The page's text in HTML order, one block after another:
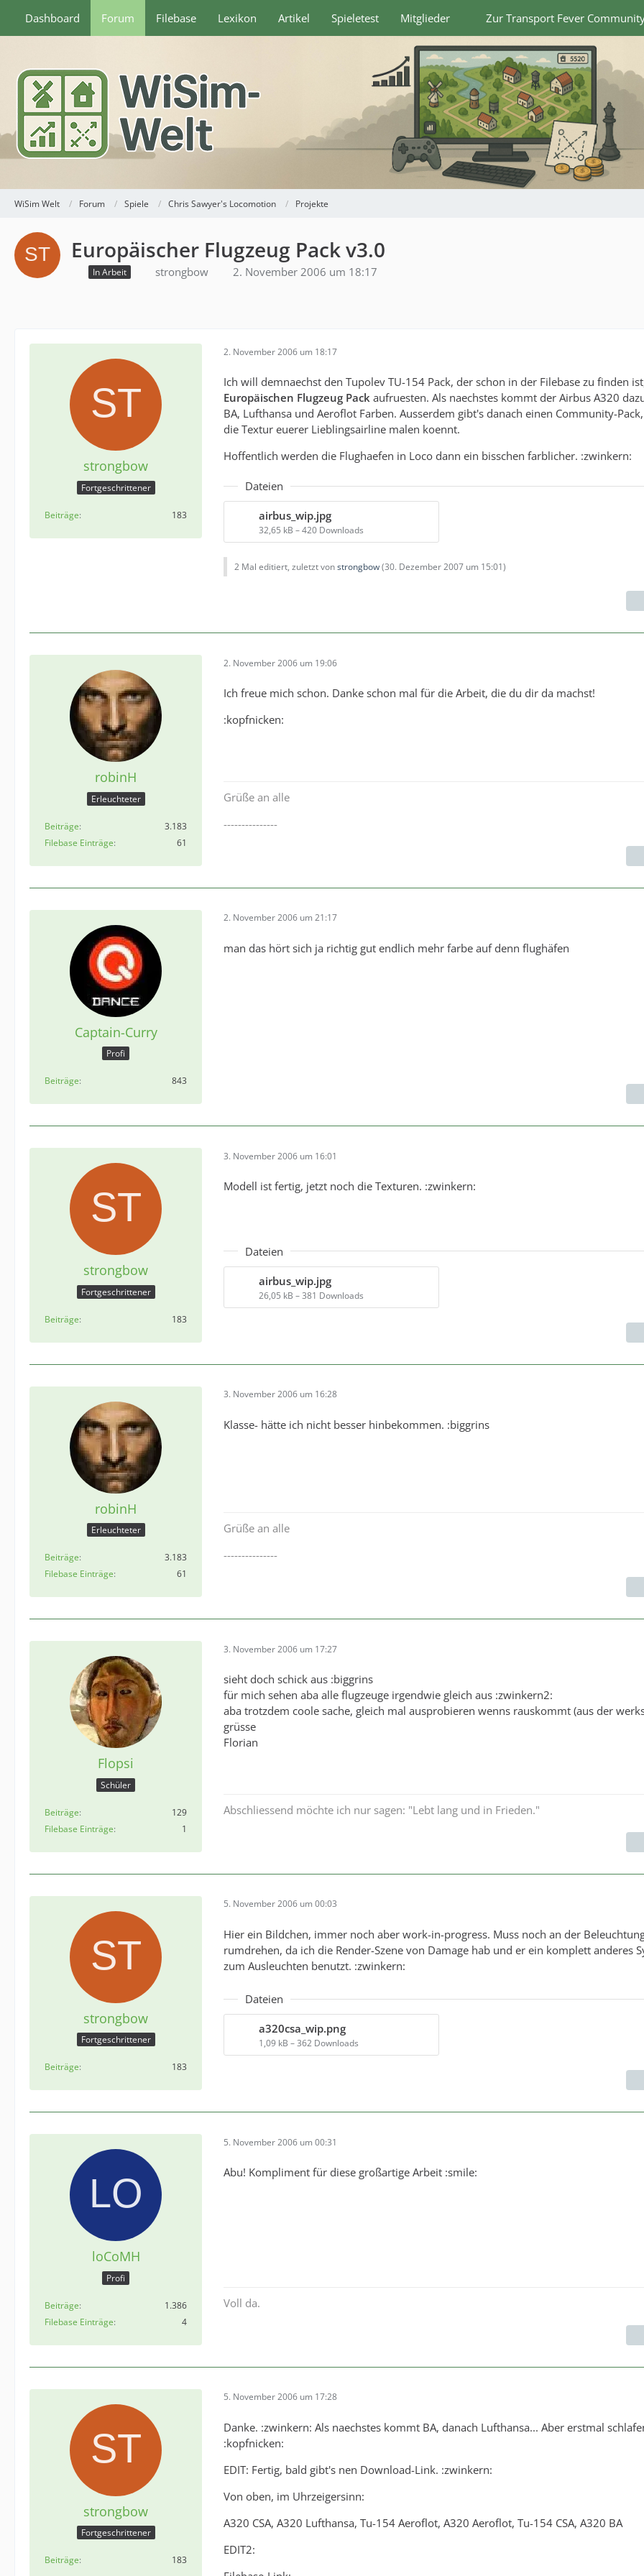
Dashboard Forum Filebase Lexikon Artikel Spieletest Mitglieder Zur Transport Fever
WiSim Welt Forum Spiele Chris Sawyer's Locomotion Projekte
Europäischer Flugzeug Pack v3.0
In Arbeit strongbow 2. November 2006 um 18:17
strongbow
Fortgeschrittener
Beiträge 183
2. November 2006 um 18:17
Ich will demnaechst den Tupolev TU-154 Pack, der schon in der Filebase zu finden
Europäischen Flugzeug Pack aufruesten. Als naechstes kommt der Airbus A320
BA, Lufthansa und Aeroflot Farben. Ausserdem gibt's danach einen Community-
die Textur euerer Lieblingsairline malen koennt.
Hoffentlich werden die Flughaefen in Loco dann ein bisschen farblicher. :zwinkern:
Dateien
airbus_wip.jpg
32,65 kB – 420 Downloads
2 Mal editiert, zuletzt vonstrongbow(30. Dezember 2007 um 15:01)
robinH
Erleuchteter
Beiträge
3.183
Filebase Einträge
61
2. November 2006 um 19:06
Ich freue mich schon. Danke schon mal für die Arbeit, die du dir da machst!
:kopfnicken:
Grüße an alle
---------------
Captain-Curry
Profi
Beiträge 843
2. November 2006 um 21:17
man das hört sich ja richtig gut endlich mehr farbe auf denn flughäfen
strongbow
Fortgeschrittener
Beiträge 183
3. November 2006 um 16:01
Modell ist fertig, jetzt noch die Texturen. :zwinkern:
Dateien
airbus_wip.jpg
26,05 kB – 381 Downloads
robinH
Erleuchteter
Beiträge
3.183
Filebase Einträge
61
3. November 2006 um 16:28
Klasse- hätte ich nicht besser hinbekommen. :biggrins
Grüße an alle
---------------
Flopsi
Schüler
Beiträge
129
Filebase Einträge
1
3. November 2006 um 17:27
sieht doch schick aus :biggrins
für mich sehen aba alle flugzeuge irgendwie gleich aus :zwinkern2:
aba trotzdem coole sache, gleich mal ausprobieren wenns rauskommt (aus der
grüsse
Florian
Abschliessend möchte ich nur sagen: "Lebt lang und in Frieden."
strongbow
Fortgeschrittener
Beiträge 183
5. November 2006 um 00:03
Hier ein Bildchen, immer noch aber work-in-progress. Muss noch an der
rumdrehen, da ich die Render-Szene von Damage hab und er ein komplett anderes
zum Ausleuchten benutzt. :zwinkern:
Dateien
a320csa_wip.png
1,09 kB – 362 Downloads
loCoMH
Profi
Beiträge
1.386
Filebase Einträge
4
5. November 2006 um 00:31
Abu! Kompliment für diese großartige Arbeit :smile:
Voll da.
strongbow
Fortgeschrittener
Beiträge 183
5. November 2006 um 17:28
Danke. :zwinkern: Als naechstes kommt BA, danach Lufthansa... Aber erstmal
:kopfnicken:
EDIT: Fertig, bald gibt's nen Download-Link. :zwinkern:
Von oben, im Uhrzeigersinn:
A320 CSA, A320 Lufthansa, Tu-154 Aeroflot, A320 Aeroflot, Tu-154 CSA, A320 BA
EDIT2: